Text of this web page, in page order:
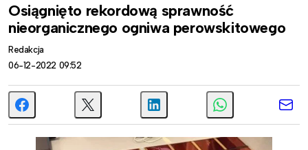
Osiągnięto rekordową sprawność
nieorganicznego ogniwa perowskitowego
Redakcja
06-12-2022 09:52